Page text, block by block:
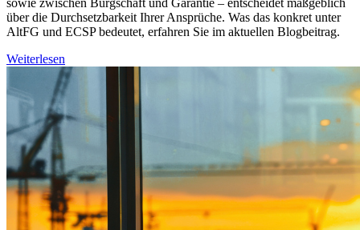
über die Durchsetzbarkeit Ihrer Ansprüche. Was das konkret unter
AltFG und ECSP bedeutet, erfahren Sie im aktuellen Blogbeitrag.
Weiterlesen